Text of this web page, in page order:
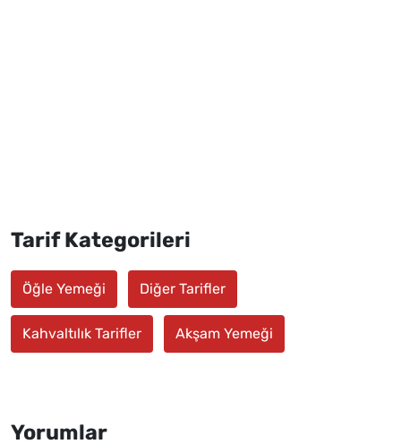
Tarif Kategorileri
Öğle Yemeği Diğer Tarifler
Kahvaltılık Tarifler Akşam Yemeği
Yorumlar